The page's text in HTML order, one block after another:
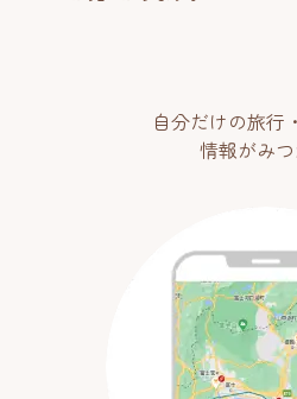
自分だけの旅行
情報がみつ